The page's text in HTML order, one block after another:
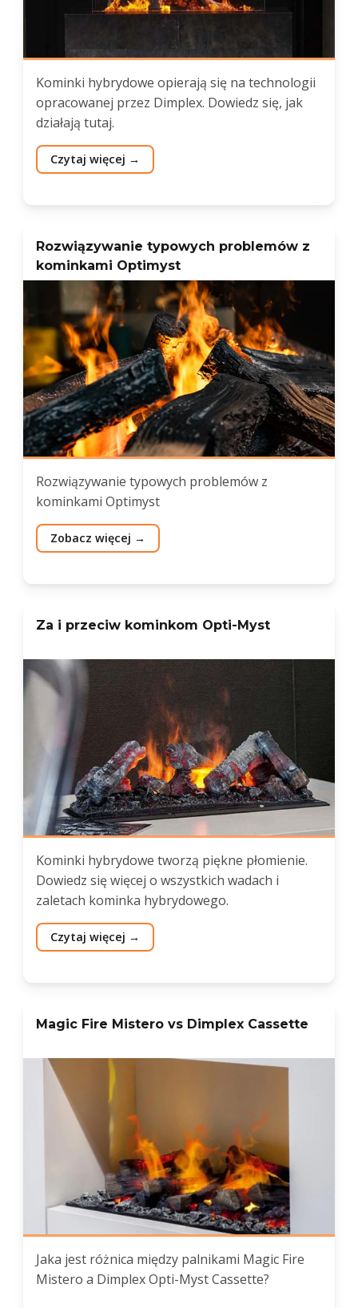
Kominki hybrydowe opierają się na technologii
opracowanej przez Dimplex. Dowiedz się, jak
działają tutaj.
Czytaj więcej
Rozwiązywanie typowych problemów z
kominkami Optimyst
Rozwiązywanie typowych problemów z
kominkami Optimyst
Zobacz więcej
Za i przeciw kominkom Opti-Myst
Kominki hybrydowe tworzą piękne płomienie.
Dowiedz się więcej o wszystkich wadach i
zaletach kominka hybrydowego.
Czytaj więcej
Magic Fire Mistero vs Dimplex Cassette
Jaka jest różnica między palnikami Magic Fire
Mistero a Dimplex Opti-Myst Cassette?